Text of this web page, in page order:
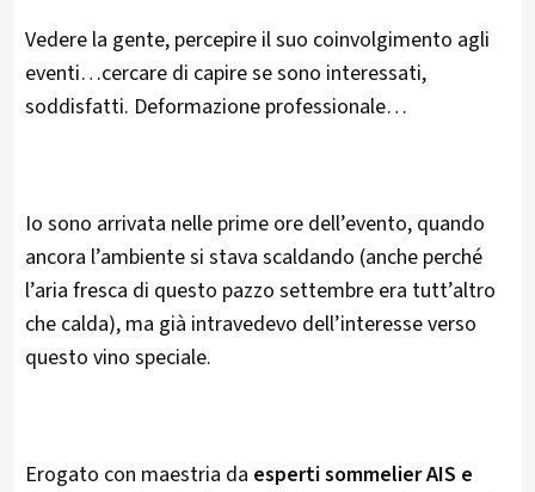
Vedere la gente, percepire il suo coinvolgimento agli
eventi…cercare di capire se sono interessati,
soddisfatti. Deformazione professionale…
Io sono arrivata nelle prime ore dell’evento, quando
ancora l’ambiente si stava scaldando (anche perché
l’aria fresca di questo pazzo settembre era tutt’altro
che calda), ma già intravedevo dell’interesse verso
questo vino speciale.
Erogato con maestria da esperti sommelier AIS e